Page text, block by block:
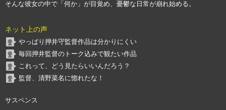
そんな彼女の中で「何か」が目覚め、憂鬱な日常が崩れ始める。
ネット上の声
やっぱり押井守監督作品は分かりにくい
毎回押井監督のトーク込みで観たい作品
これって、どう見たらいいんだろう？
監督、清野菜名に惚れたな！
サスペンス